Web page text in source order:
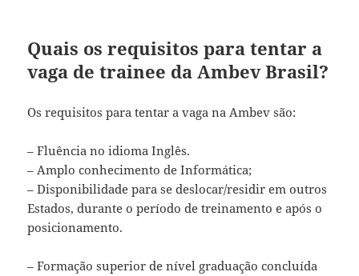
Quais os requisitos para tentar a
vaga de trainee da Ambev Brasil?
Os requisitos para tentar a vaga na Ambev são:
– Fluência no idioma Inglês.
– Amplo conhecimento de Informática;
– Disponibilidade para se deslocar/residir em outros
Estados, durante o período de treinamento e após o
posicionamento.
– Formação superior de nível graduação concluída